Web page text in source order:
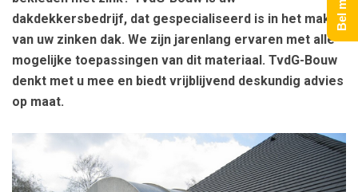
dakdekkersbedrijf, dat gespecialiseerd is in het maken
van uw zinken dak. We zijn jarenlang ervaren met alle
mogelijke toepassingen van dit materiaal. TvdG-Bouw
denkt met u mee en biedt vrijblijvend deskundig advies
op maat.